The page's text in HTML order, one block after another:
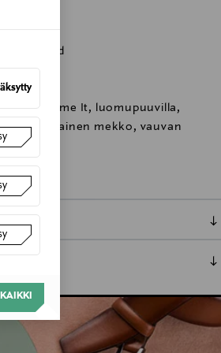
Finland
Name It, luomupuuvilla,
pitkähihainen mekko, vauvan
koosta riippuen
tuotteen vastaanottamisesta.